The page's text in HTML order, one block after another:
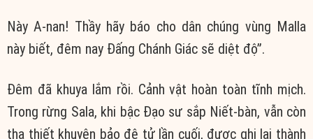
Này A-nan! Thầy hãy báo cho dân chúng vùng Malla
này biết, đêm nay Đấng Chánh Giác sẽ diệt độ”.
Đêm đã khuya lắm rồi. Cảnh vật hoàn toàn tĩnh mịch.
Trong rừng Sala, khi bậc Đạo sư sắp Niết-bàn, vẫn còn
tha thiết khuyên bảo đệ tửlần cuối, được ghi lại thành